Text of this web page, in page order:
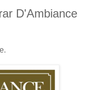
D'Ambiance